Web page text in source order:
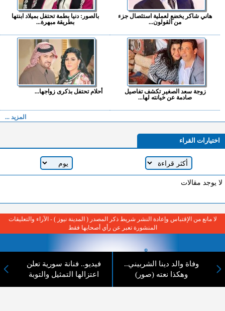
هاني شاكر يخضع لعملية استئصال جزء
من القولون...
بالصور: دنيا بطمة تحتفل بميلاد ابنتها
بطريقة مبهرة...
زوجة سعد الصغير تكشف تفاصيل
صادمة عن خيانته لها...
أحلام تحتفل بذكرى زواجها...
المزيد ...
اختيارات القراء
لا يوجد مقالات
وفاة والد دينا الشربيني..
وهكذا نعته (صور)
فيديو.. فنانة سورية تعلن
اعتزالها التمثيل والتوبة
لا مانع من الإقتباس وإعادة النشر شريط ذكر المصدر ( المدينة نيوز ) - الآراء والتعليقات
المنشورة تعبر عن رأي أصحابها فقط